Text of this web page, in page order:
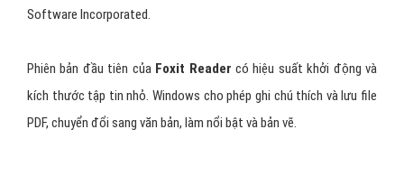
Software Incorporated.
Phiên bản đầu tiên của Foxit Reader có hiệu suất khởi động và
kích thước tập tin nhỏ. Windows cho phép ghi chú thích và lưu file
PDF, chuyển đổi sang văn bản, làm nổi bật và bản vẽ.